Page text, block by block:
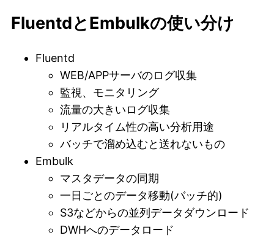
FluentdとEmbulkの使い分け
Fluentd
WEB/APPサーバのログ収集
監視、モニタリング
流量の大きいログ収集
リアルタイム性の高い分析用途
バッチで溜め込むと送れないもの
Embulk
マスタデータの同期
一日ごとのデータ移動(バッチ的)
S3などからの並列データダウンロード
DWHへのデータロード